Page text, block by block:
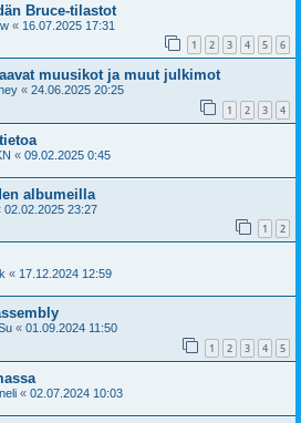
Bruce-tilastot
« 16.07.2025 17:31
1 2 3 4 5 6
muusikot ja muut julkimot
« 24.06.2025 20:25
1 2 3 4
« 09.02.2025 0:45
albumeilla
02.02.2025 23:27
1 2
« 17.12.2024 12:59
« 01.09.2024 11:50
1 2 3 4 5
« 02.07.2024 10:03